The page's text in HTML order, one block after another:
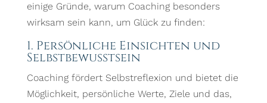
einige Gründe, warum Coaching besonders
wirksam sein kann, um Glück zu finden:
1. Persönliche Einsichten und
Selbstbewusstsein
Coaching fördert Selbstreflexion und bietet die
Möglichkeit, persönliche Werte, Ziele und das,